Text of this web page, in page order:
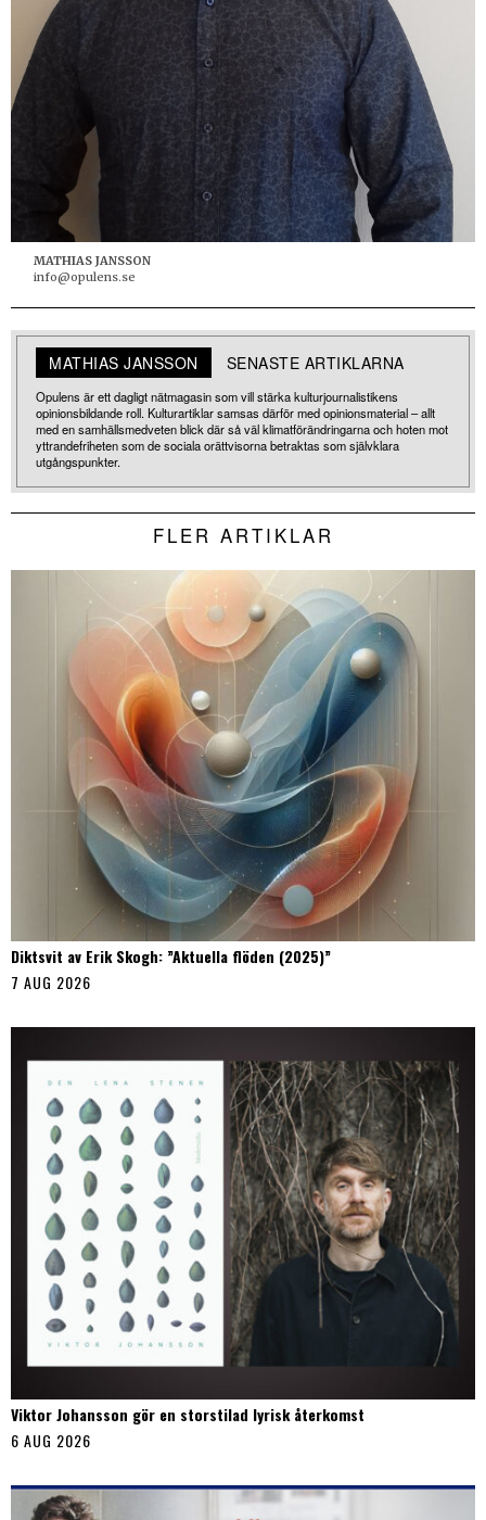
MATHIAS JANSSON
info@opulens.se
MATHIAS JANSSON SENASTE ARTIKLARNA
Opulens är ett dagligt nätmagasin som vill stärka kulturjournalistikens
opinionsbildande roll. Kulturartiklar samsas därför med opinionsmaterial – allt
med en samhällsmedveten blick där så väl klimatförändringarna och hoten mot
yttrandefriheten som de sociala orättvisorna betraktas som självklara
utgångspunkter.
FLER ARTIKLAR
Diktsvit av Erik Skogh: ”Aktuella flöden (2025)”
7 AUG 2026
Viktor Johansson gör en storstilad lyrisk återkomst
6 AUG 2026